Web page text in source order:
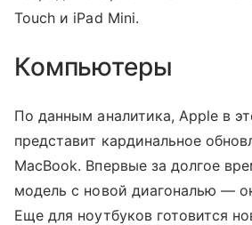
Touch и iPad Mini.
Компьютеры
По данным аналитика, Apple в
представит кардинальное
MacBook. Впервые за долгое
модель с новой диагональю —
Еще для ноутбуков готовится